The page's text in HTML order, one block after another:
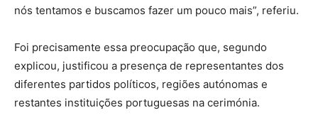
nós tentamos e buscamos fazer um pouco mais”, referiu.
Foi precisamente essa preocupação que, segundo
explicou, justificou a presença de representantes dos
diferentes partidos políticos, regiões autónomas e
restantes instituições portuguesas na cerimónia.